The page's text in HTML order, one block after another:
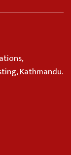
Kathmandu.